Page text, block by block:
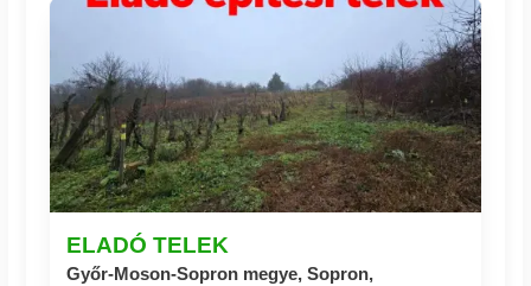
ELADÓ TELEK
Győr-Moson-Sopron megye, Sopron,